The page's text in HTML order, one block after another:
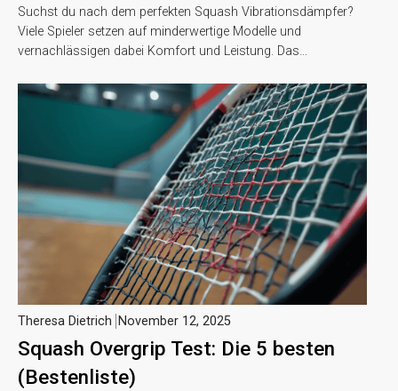
Suchst du nach dem perfekten Squash Vibrationsdämpfer?
Viele Spieler setzen auf minderwertige Modelle und
vernachlässigen dabei Komfort und Leistung. Das…
Squash Overgrip Test: Die 5 besten
(Bestenliste)
Theresa Dietrich November 12, 2025